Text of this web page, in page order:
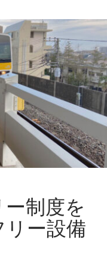
制度を
ー設備